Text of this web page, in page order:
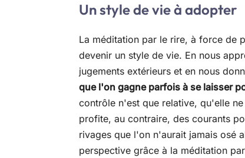
Un style de vie à adopter
La méditation par le rire, à force de
devenir un style de vie. En nous
jugements extérieurs et en nous
que l'on gagne parfois à se laisser
contrôle n'est que relative, qu'elle
profite, au contraire, des courants
rivages que l'on n'aurait jamais osé
perspective grâce à la méditation